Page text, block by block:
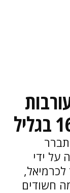
על ידי
חשודים